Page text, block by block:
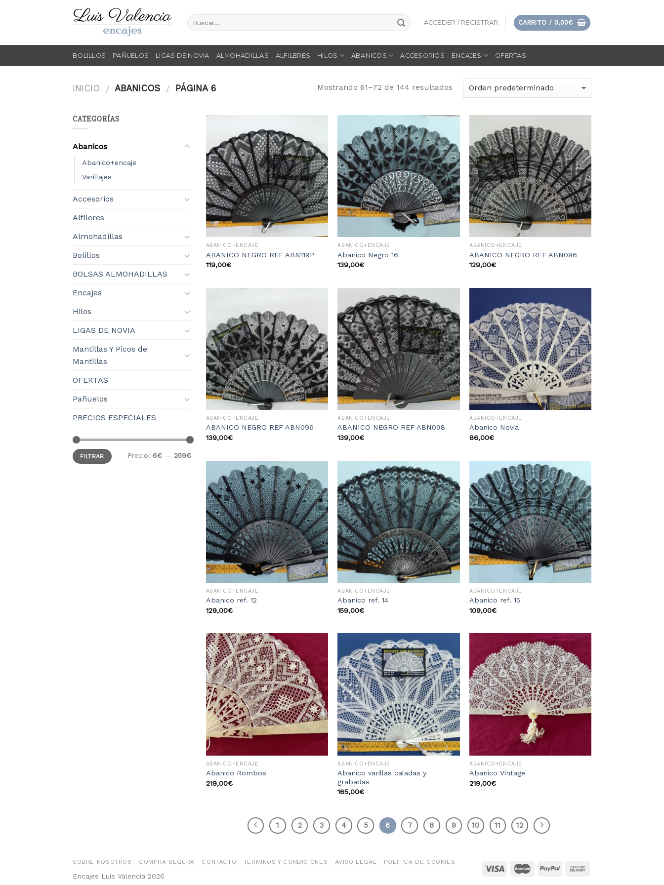
ACCEDER / REGISTRAR CARRITO / 0,00€
BOLILLOS PAÑUELOS LIGAS DE NOVIA ALMOHADILLAS ALFILERES HILOS ABANICOS ACCESORIOS ENCAJES OFERTAS
INICIO / ABANICOS / PÁGINA 6 Mostrando 61–72 de 144 resultados
CATEGORÍAS
Abanicos
Abanico+encaje
Varillajes
Accesorios
Alfileres
Almohadillas
Bolillos
BOLSAS ALMOHADILLAS
Encajes
Hilos
LIGAS DE NOVIA
Mantillas Y Picos de
Mantillas
OFERTAS
Pañuelos
PRECIOS ESPECIALES
FILTRAR Precio: 6€ — 259€
Añadir
a la
lista
de
deseos
ABANICO+ENCAJE
ABANICO NEGRO REF ABN119P
119,00€
Añadir
a la
lista
de
deseos
ABANICO+ENCAJE
Abanico Negro 16
139,00€
Añadir
a la
lista
de
deseos
ABANICO+ENCAJE
ABANICO NEGRO REF ABN096
129,00€
a la
lista
de
deseos
ABANICO+ENCAJE
ABANICO NEGRO REF ABN096
139,00€
Añadir
a la
lista
de
deseos
ABANICO+ENCAJE
ABANICO NEGRO REF ABN098
139,00€
Añadir
a la
lista
de
deseos
ABANICO+ENCAJE
Abanico Novia
86,00€
Añadir
a la
lista
de
deseos
ABANICO+ENCAJE
Abanico ref. 12
129,00€
Añadir
a la
lista
de
deseos
ABANICO+ENCAJE
Abanico ref. 14
159,00€
Añadir
a la
lista
de
deseos
ABANICO+ENCAJE
Abanico ref. 15
109,00€
Añadir
a la
lista
de
deseos
ABANICO+ENCAJE
Abanico Rombos
219,00€
Añadir
a la
lista
de
deseos
ABANICO+ENCAJE
Abanico varillas caladas y
grabadas
165,00€
Añadir
a la
lista
de
deseos
ABANICO+ENCAJE
Abanico Vintage
219,00€
1 2 3 4 5 6 7 8 9 10 11 12
SOBRE NOSOTROS COMPRA SEGURA CONTACTO TÉRMINOS Y CONDICIONES AVISO LEGAL POLÍTICA DE COOKIES
Encajes Luis Valencia 2026